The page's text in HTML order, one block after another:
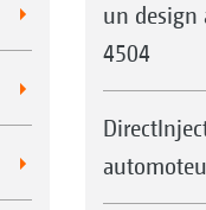
un design
4504